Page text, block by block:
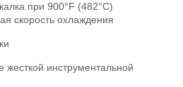
при 900°F (482°C)
скорость охлаждения
жесткой инструментальной